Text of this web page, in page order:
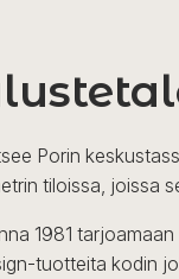
Porin
tiloissa, joissa
1981
tuotteita kodin